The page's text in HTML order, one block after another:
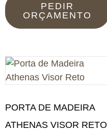
PEDIR
ORÇAMENTO
PORTA DE MADEIRA
ATHENAS VISOR RETO